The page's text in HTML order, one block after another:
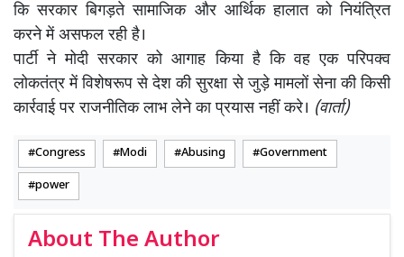
कि सरकार बिगड़ते सामाजिक और आर्थिक हालात को नियंत्रित
करने में असफल रही है।
पार्टी ने मोदी सरकार को आगाह किया है कि वह एक परिपक्व
लोकतंत्र में विशेषरूप से देश की सुरक्षा से जुड़े मामलों सेना की किसी
कार्रवाई पर राजनीतिक लाभ लेने का प्रयास नहीं करे। (वार्ता)
Congress Modi Abusing Government
power
About The Author